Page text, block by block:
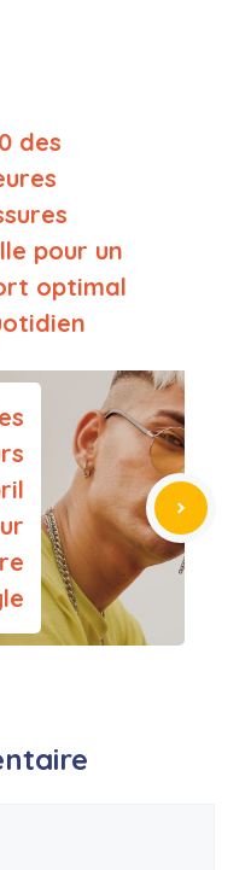
des
pour un
optimal